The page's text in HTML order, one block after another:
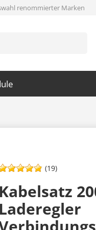
renommierter Marken
Kabelsatz
Laderegler
(19)